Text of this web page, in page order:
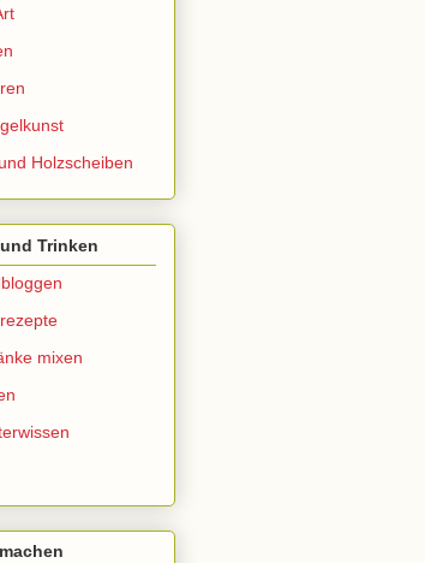
Holzscheiben
Trinken
mixen